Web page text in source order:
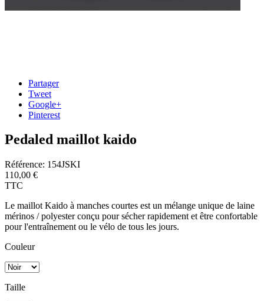
Partager
Tweet
Google+
Pinterest
Pedaled maillot kaido
Référence: 154JSKI
110,00 €
TTC
Le maillot Kaido à manches courtes est un mélange unique de laine
mérinos / polyester conçu pour sécher rapidement et être confortable
pour l'entraînement ou le vélo de tous les jours.
Couleur
Taille